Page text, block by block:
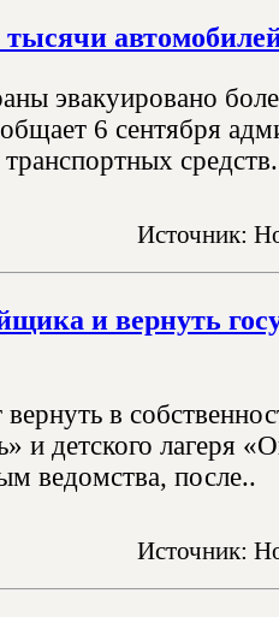
эвакуировано
6 сентября
Источник:
и вернуть
вернуть в
детского лагеря
ведомства, после..
Источник: